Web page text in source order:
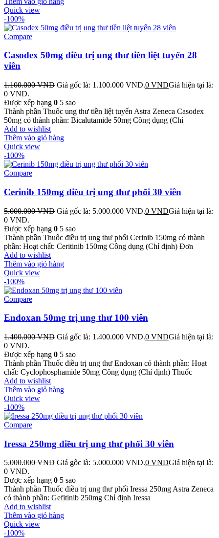
Quick view
-100%
Compare
Casodex 50mg điều trị ung thư tiền liệt tuyến 28
viên
1.100.000VND Giá gốc là: 1.100.000 VND.0 VNDGiá hiện tại là:
0 VND.
Được xếp hạng 0 5 sao
Thành phần Thuốc ung thư tiền liệt tuyến Astra Zeneca Casodex
50mg có thành phần: Bicalutamide 50mg Công dụng (Chỉ
Add to wishlist
Thêm vào giỏ hàng
Quick view
-100%
Compare
Cerinib 150mg điều trị ung thư phổi 30 viên
5.000.000VND Giá gốc là: 5.000.000 VND.0 VNDGiá hiện tại là:
0 VND.
Được xếp hạng 0 5 sao
Thành phần Thuốc điều trị ung thư phổi Cerinib 150mg có thành
phần: Hoạt chất: Ceritinib 150mg Công dụng (Chỉ định) Đơn
Add to wishlist
Thêm vào giỏ hàng
Quick view
-100%
Compare
Endoxan 50mg trị ung thư 100 viên
1.400.000VND Giá gốc là: 1.400.000 VND.0 VNDGiá hiện tại là:
0 VND.
Được xếp hạng 0 5 sao
Thành phần Thuốc điều trị ung thư Endoxan có thành phần: Hoạt
chất: Cyclophosphamide 50mg Công dụng (Chỉ định) Thuốc
Add to wishlist
Thêm vào giỏ hàng
Quick view
-100%
Compare
Iressa 250mg điều trị ung thư phổi 30 viên
5.000.000VND Giá gốc là: 5.000.000 VND.0 VNDGiá hiện tại là:
0 VND.
Được xếp hạng 0 5 sao
Thành phần Thuốc điều trị ung thư phổi Iressa 250mg Astra Zeneca
có thành phần: Gefitinib 250mg Chỉ định Iressa
Add to wishlist
Thêm vào giỏ hàng
Quick view
-100%